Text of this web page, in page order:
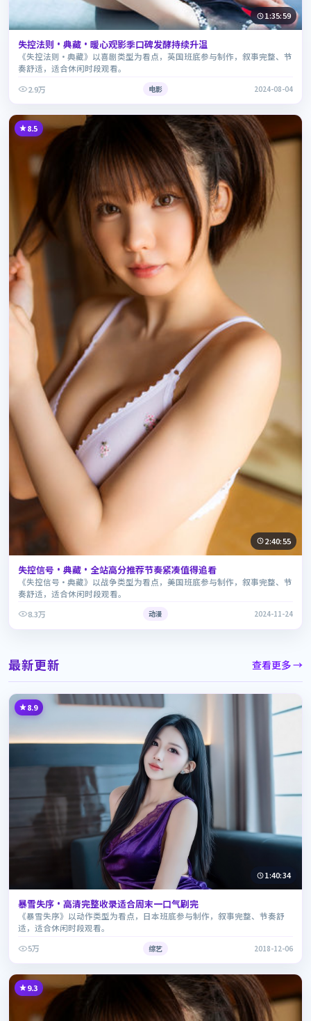
1:35:59
失控法则·典藏·暖心观影季口碑发酵持续升温
《失控法则·典藏》以喜剧类型为看点，英国班底参与制作，叙事完整、节
奏舒适，适合休闲时段观看。
2.9万
电影 2024-08-04
8.5
2:40:55
失控信号·典藏·全站高分推荐节奏紧凑值得追看
《失控信号·典藏》以战争类型为看点，美国班底参与制作，叙事完整、节
奏舒适，适合休闲时段观看。
8.3万
动漫 2024-11-24
最新更新 查看更多 →
8.9
1:40:34
暴雪失序·高清完整收录适合周末一口气刷完
《暴雪失序》以动作类型为看点，日本班底参与制作，叙事完整、节奏舒
适，适合休闲时段观看。
5万
综艺 2018-12-06
9.3